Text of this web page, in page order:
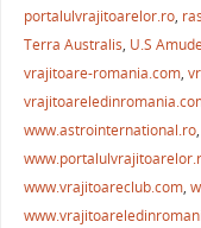
portalulvrajitoarelor.ro,
Terra Australis, U.S
vrajitoare-romania.com,
www.astrointernational.ro,
www.vrajitoareclub.com,